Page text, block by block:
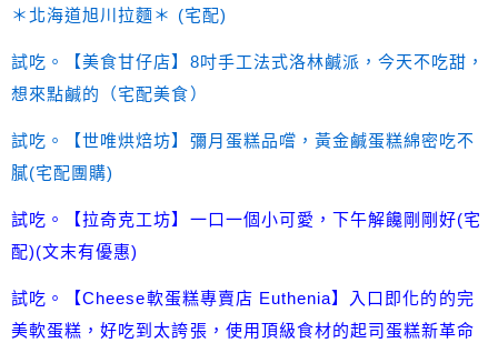
＊北海道旭川拉麵＊ (宅配)
試吃。【美食甘仔店】8吋手工法式洛林鹹派，今天不吃甜，
想來點鹹的（宅配美食）
試吃。【世唯烘焙坊】彌月蛋糕品嚐，黃金鹹蛋糕綿密吃不
膩(宅配團購)
試吃。【拉奇克工坊】一口一個小可愛，下午解饞剛剛好(宅
配)(文末有優惠)
試吃。【Cheese軟蛋糕專賣店 Euthenia】入口即化的的完
美軟蛋糕，好吃到太誇張，使用頂級食材的起司蛋糕新革命